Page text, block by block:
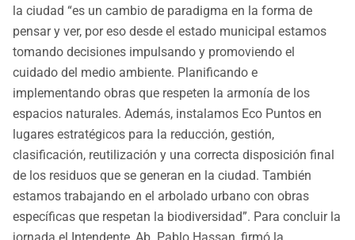
la ciudad “es un cambio de paradigma en la forma de
pensar y ver, por eso desde el estado municipal estamos
tomando decisiones impulsando y promoviendo el
cuidado del medio ambiente. Planificando e
implementando obras que respeten la armonía de los
espacios naturales. Además, instalamos Eco Puntos en
lugares estratégicos para la reducción, gestión,
clasificación, reutilización y una correcta disposición final
de los residuos que se generan en la ciudad. También
estamos trabajando en el arbolado urbano con obras
específicas que respetan la biodiversidad”. Para concluir la